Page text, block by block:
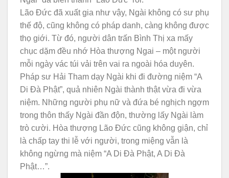
Lão Đức đã xuất gia như vậy, Ngài không có sư phụ
thế độ, cũng không có pháp danh, càng không được
thọ giới. Từ đó, người dân trấn Bình Thị xa mấy
chục dặm đều nhớ Hòa thượng Ngai – một người
mỗi ngày vác túi vải trên vai ra ngoài hóa duyên.
Pháp sư Hải Tham dạy Ngài khi đi đường niệm “A
Di Đà Phật”, quả nhiên Ngài thành thật vừa đi vừa
niệm. Những người phụ nữ và đứa bé nghịch ngợm
trong thôn thấy Ngài đần độn, thường lấy Ngài làm
trò cười. Hòa thượng Lão Đức cũng không giận, chỉ
là chấp tay thi lễ với người, trong miệng vẫn là
không ngừng mà niệm “A Di Đà Phật, A Di Đà
Phật…”.